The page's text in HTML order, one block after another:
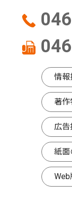
情報
著
広告
紙面